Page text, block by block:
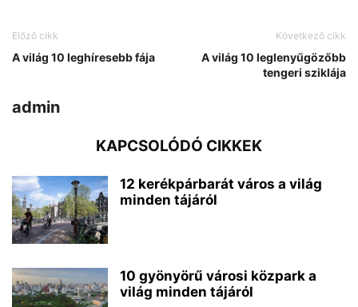
Előző cikk
A világ 10 leghíresebb fája
Következő cikk
A világ 10 leglenyűgözőbb
tengeri sziklája
admin
KAPCSOLÓDÓ CIKKEK
12 kerékpárbarát város a világ
minden tájáról
10 gyönyörű városi közpark a
világ minden tájáról